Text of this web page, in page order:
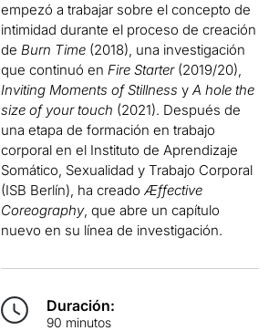
empezó a trabajar sobre el concepto de
intimidad durante el proceso de creación
deBurn Time (2018), una investigación
que continuó enFire Starter(2019/20),
Inviting Moments of Stillness yA hole the
size of your touch (2021). Después de
una etapa de formación en trabajo
corporal en el Instituto de Aprendizaje
Somático, Sexualidad y Trabajo Corporal
(ISB Berlín), ha creadoÆffective
Coreography, que abre un capítulo
nuevo en su línea de investigación.
Duración:
90 minutos